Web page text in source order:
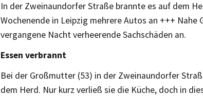
In der Zweinaundorfer Straße brannte es auf dem
Wochenende in Leipzig mehrere Autos an +++
vergangene Nacht verheerende Sachschäden an.
Essen verbrannt
Bei der Großmutter (53) in der Zweinaundorfer
dem Herd. Nur kurz verließ sie die Küche, doch in